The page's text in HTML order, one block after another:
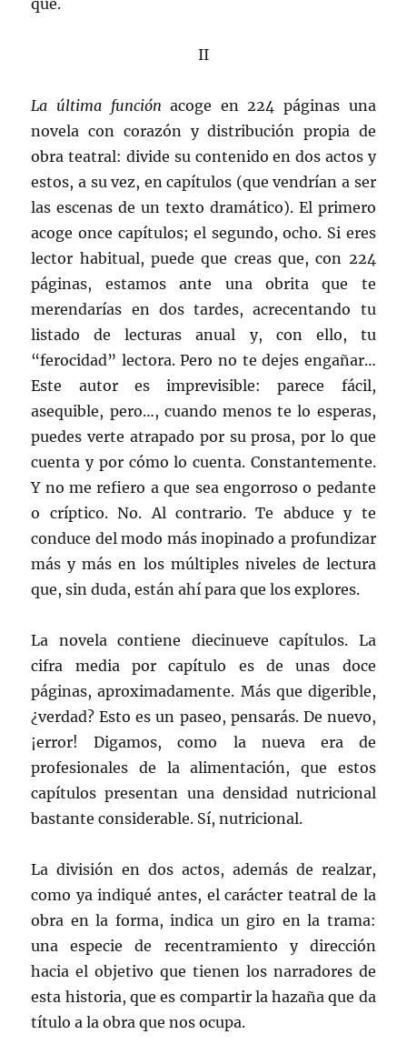
qué.
II
La última funciónacoge en 224 páginas una
novela con corazón y distribución propia de
obra teatral: divide su contenido en dos actos y
estos, a su vez, en capítulos (que vendrían a ser
las escenas de un texto dramático). El primero
acoge once capítulos; el segundo, ocho. Si eres
lector habitual, puede que creas que, con 224
páginas, estamos ante una obrita que te
merendarías en dos tardes, acrecentando tu
listado de lecturas anual y, con ello, tu
“ferocidad” lectora. Pero no te dejes engañar…
Este autor es imprevisible: parece fácil,
asequible, pero…, cuando menos te lo esperas,
puedes verte atrapado por su prosa, por lo que
cuenta y por cómo lo cuenta. Constantemente.
Y no me refiero a que sea engorroso o pedante
o críptico. No. Al contrario. Te abduce y te
conduce del modo más inopinado a profundizar
más y más en los múltiples niveles de lectura
que, sin duda, están ahí para que los explores.
La novela contiene diecinueve capítulos. La
cifra media por capítulo es de unas doce
páginas, aproximadamente. Más que digerible,
¿verdad? Esto es un paseo, pensarás. De nuevo,
¡error! Digamos, como la nueva era de
profesionales de la alimentación, que estos
capítulos presentan una densidad nutricional
bastante considerable. Sí, nutricional.
La división en dos actos, además de realzar,
como ya indiqué antes, el carácter teatral de la
obra en la forma, indica un giro en la trama:
una especie de recentramiento y dirección
hacia el objetivo que tienen los narradores de
esta historia, que es compartir la hazaña que da
título a la obra que nos ocupa.